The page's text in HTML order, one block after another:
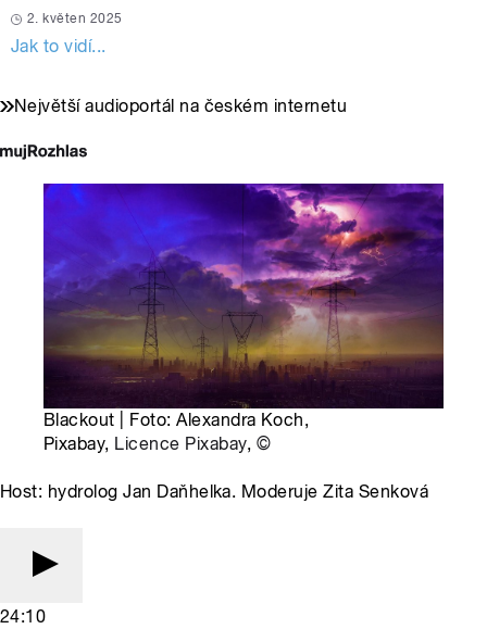
2. květen 2025
Jak to vidí...
Největší audioportál na českém internetu
Blackout | Foto: Alexandra Koch,
Pixabay, Licence Pixabay, ©
Host: hydrolog Jan Daňhelka. Moderuje Zita Senková
24:10